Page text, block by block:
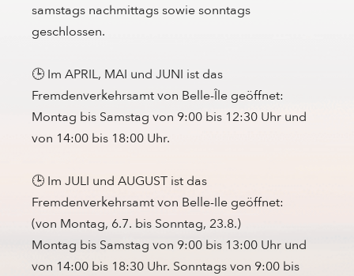
samstags nachmittags sowie sonntags
geschlossen.
🕒 Im APRIL, MAI und JUNI ist das
Fremdenverkehrsamt von Belle-Île geöffnet:
Montag bis Samstag von 9:00 bis 12:30 Uhr und
von 14:00 bis 18:00 Uhr.
🕒 Im JULI und AUGUST ist das
Fremdenverkehrsamt von Belle-Ile geöffnet:
(von Montag, 6.7. bis Sonntag, 23.8.)
Montag bis Samstag von 9:00 bis 13:00 Uhr und
von 14:00 bis 18:30 Uhr. Sonntags von 9:00 bis